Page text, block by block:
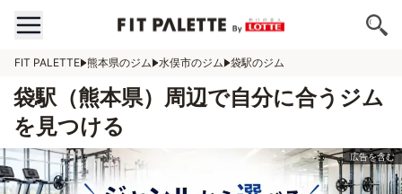
FIT PALETTE 熊本県のジム 水俣市のジム 袋駅のジム
袋駅（熊本県）周辺で自分に合うジム
を見つける